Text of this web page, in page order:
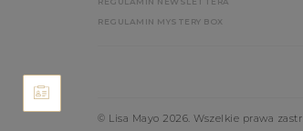
REGULAMIN MYSTERY BOX
© Lisa Mayo 2026. Wszelkie prawa